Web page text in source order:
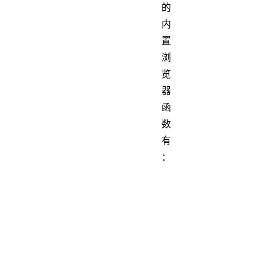
的
内
置
浏
览
器
函
数
有
：